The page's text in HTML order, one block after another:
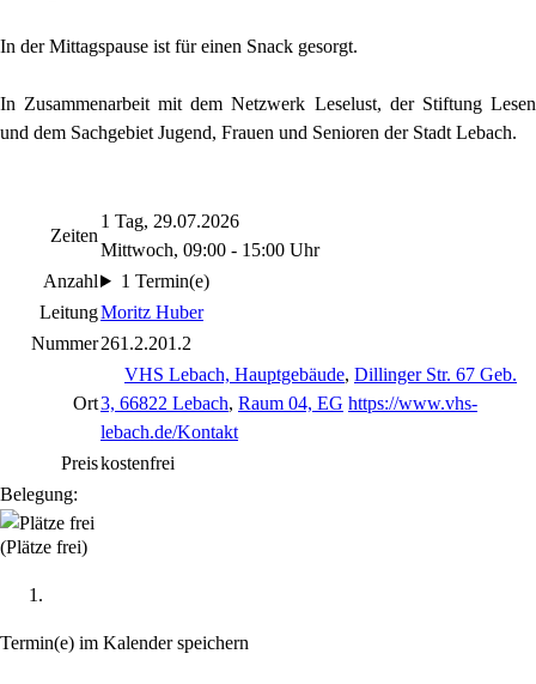
In der Mittagspause ist für einen Snack gesorgt.
In Zusammenarbeit mit dem Netzwerk Leselust, der Stiftung Lesen
und dem Sachgebiet Jugend, Frauen und Senioren der Stadt Lebach.
Zeiten
1 Tag, 29.07.2026
Mittwoch, 09:00 - 15:00 Uhr
Anzahl
1 Termin(e)
LeitungMoritz Huber
Nummer261.2.201.2
Ort
VHS Lebach, Hauptgebäude, Dillinger Str. 67 Geb.
3, 66822 Lebach, Raum 04, EG https://www.vhs-
lebach.de/Kontakt
Preiskostenfrei
Belegung:
(Plätze frei)
Termin(e) im Kalender speichern